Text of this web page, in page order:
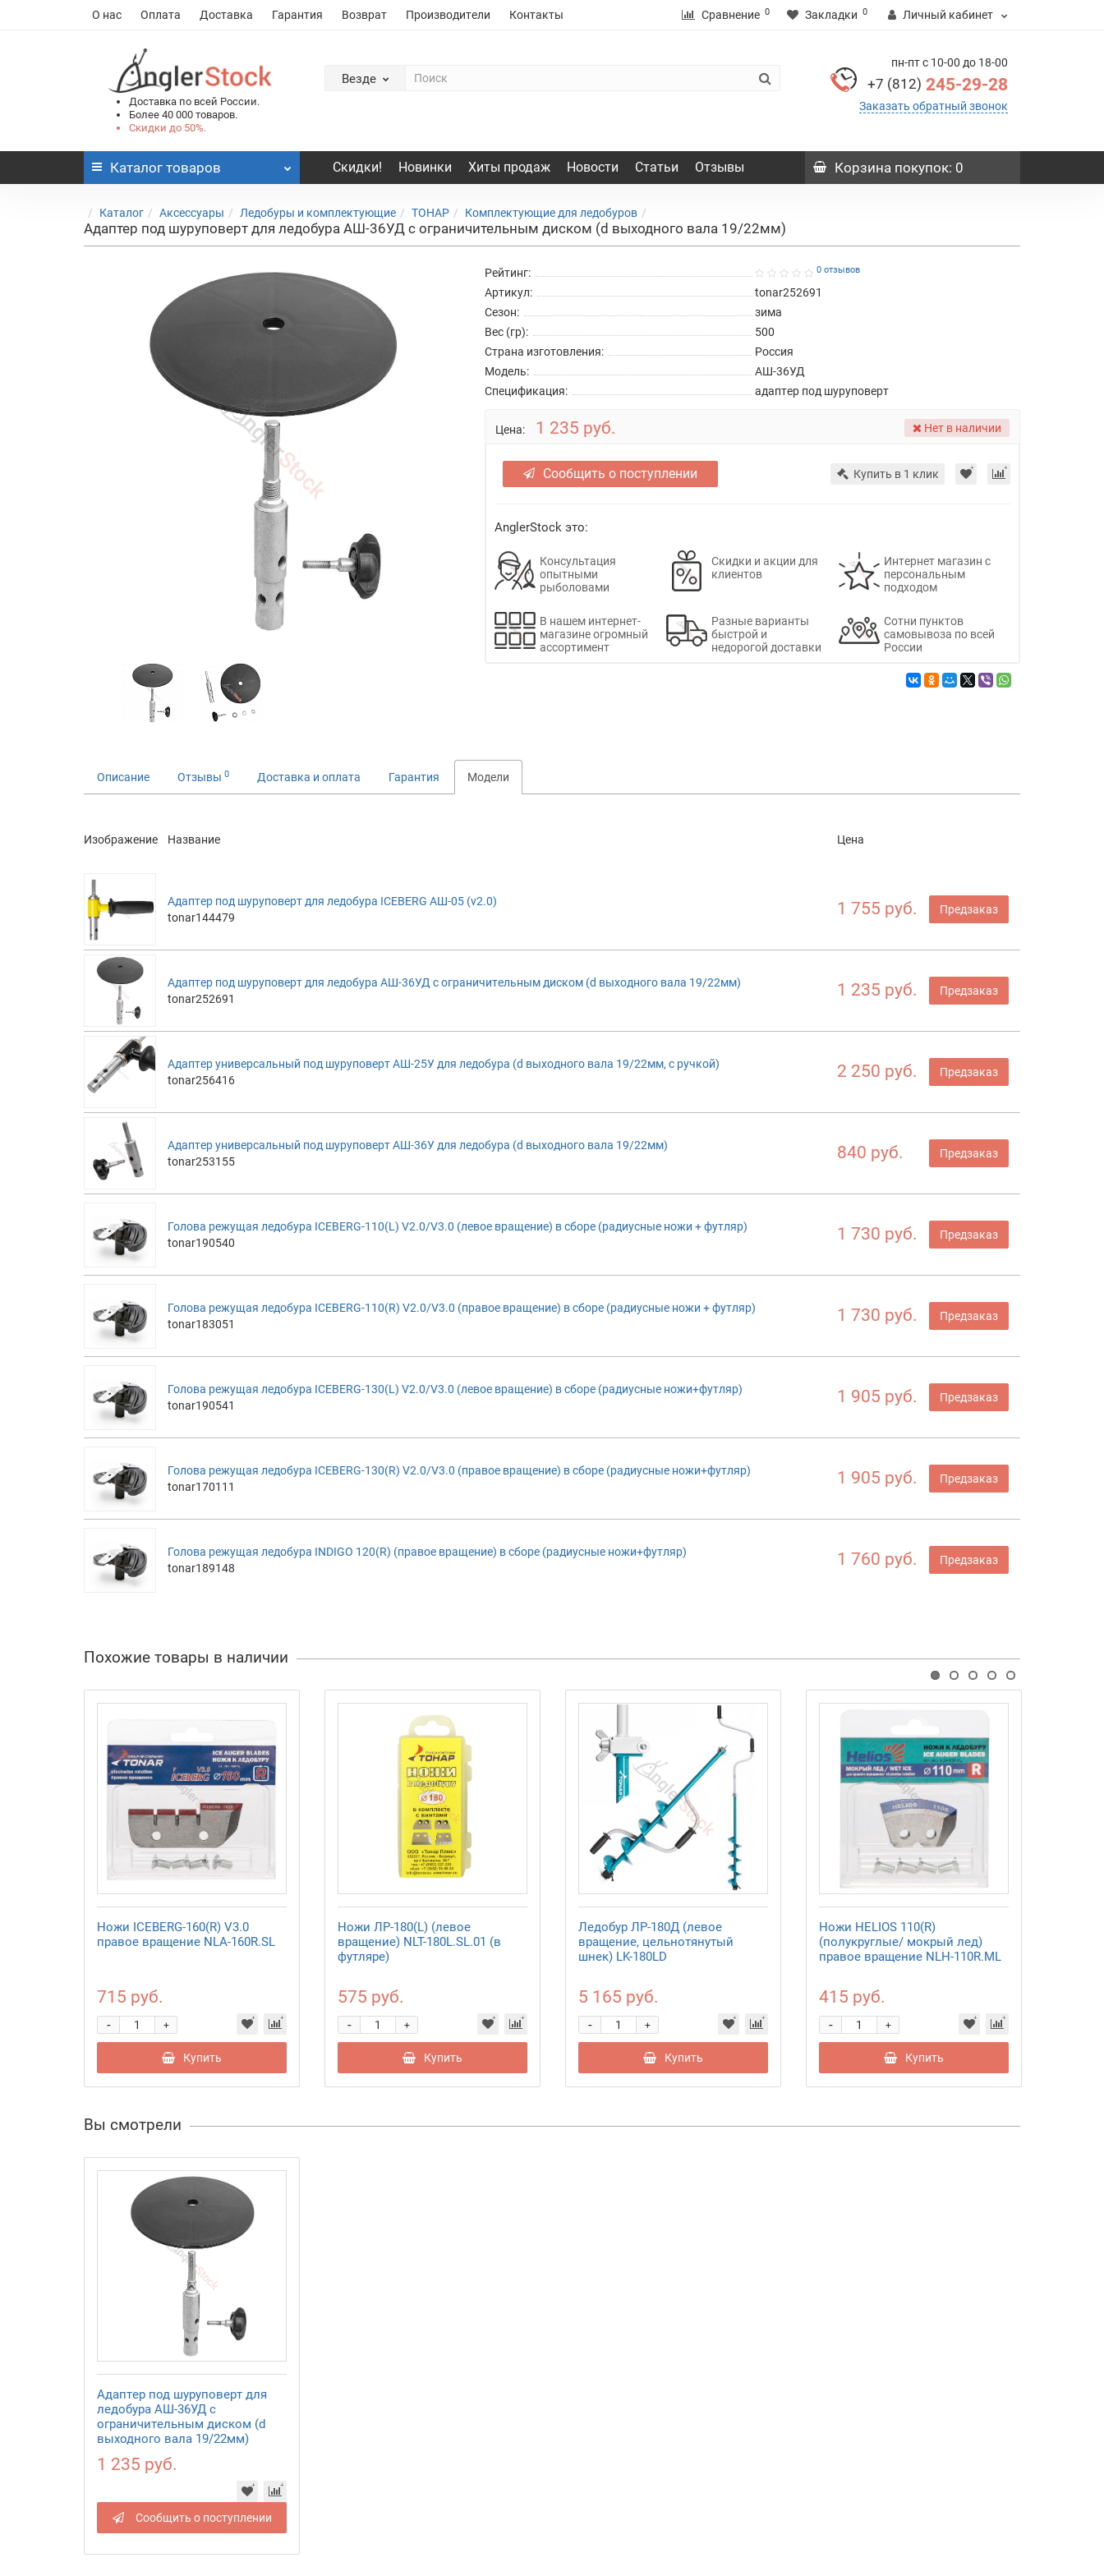
О нас Оплата Доставка Гарантия Возврат Производители Контакты Сравнение 0 Закладки 0 Личный кабинет
Доставка по всей России.
Более 40 000 товаров.
Скидки до 50%.
Везде
пн-пт с 10-00 до 18-00
+7 (812) 245-29-28
Заказать обратный звонок
Каталог товаров Скидки! Новинки Хиты продаж Новости Статьи Отзывы Корзина покупок: 0
Каталог Аксессуары Ледобуры и комплектующие ТОНАР Комплектующие для ледобуров
Адаптер под шуруповерт для ледобура АШ-36УД с ограничительным диском (d выходного вала 19/22мм)
Рейтинг: 0 отзывов
Артикул:
tonar252691
Сезон:
зима
Вес (гр):
500
Страна изготовления:
Россия
Модель:
АШ-36УД
Спецификация:
адаптер под шуруповерт
Цена: 1 235 руб. Нет в наличии
Сообщить о поступлении Купить в 1 клик
AnglerStock это:
Консультация
опытными
рыболовами
Скидки и акции для
клиентов
Интернет магазин с
персональным
подходом
В нашем интернет-
магазине огромный
ассортимент
Разные варианты
быстрой и
недорогой доставки
Сотни пунктов
самовывоза по всей
России
Описание Отзывы 0 Доставка и оплата Гарантия Модели
Изображение Название Цена
Адаптер под шуруповерт для ледобура ICEBERG АШ-05 (v2.0)
tonar144479
1 755 руб. Предзаказ
Адаптер под шуруповерт для ледобура АШ-36УД с ограничительным диском (d выходного вала 19/22мм)
tonar252691
1 235 руб. Предзаказ
Адаптер универсальный под шуруповерт АШ-25У для ледобура (d выходного вала 19/22мм, с ручкой)
tonar256416
2 250 руб. Предзаказ
Адаптер универсальный под шуруповерт АШ-36У для ледобура (d выходного вала 19/22мм)
tonar253155
840 руб. Предзаказ
Голова режущая ледобура ICEBERG-110(L) V2.0/V3.0 (левое вращение) в сборе (радиусные ножи + футляр)
tonar190540
1 730 руб. Предзаказ
Голова режущая ледобура ICEBERG-110(R) V2.0/V3.0 (правое вращение) в сборе (радиусные ножи + футляр)
tonar183051
1 730 руб. Предзаказ
Голова режущая ледобура ICEBERG-130(L) V2.0/V3.0 (левое вращение) в сборе (радиусные ножи+футляр)
tonar190541
1 905 руб. Предзаказ
Голова режущая ледобура ICEBERG-130(R) V2.0/V3.0 (правое вращение) в сборе (радиусные ножи+футляр)
tonar170111
1 905 руб. Предзаказ
Голова режущая ледобура INDIGO 120(R) (правое вращение) в сборе (радиусные ножи+футляр)
tonar189148
1 760 руб. Предзаказ
Похожие товары в наличии
Ножи ICEBERG-160(R) V3.0
правое вращение NLA-160R.SL
715 руб.
+
-
Купить
Ножи ЛР-180(L) (левое
вращение) NLT-180L.SL.01 (в
футляре)
575 руб.
+
-
Купить
Ледобур ЛР-180Д (левое
вращение, цельнотянутый
шнек) LK-180LD
5 165 руб.
+
-
Купить
Ножи HELIOS 110(R)
(полукруглые/ мокрый лед)
правое вращение NLH-110R.ML
415 руб.
+
-
Купить
Вы смотрели
Адаптер под шуруповерт для
ледобура АШ-36УД с
ограничительным диском (d
выходного вала 19/22мм)
1 235 руб.
Сообщить о поступлении